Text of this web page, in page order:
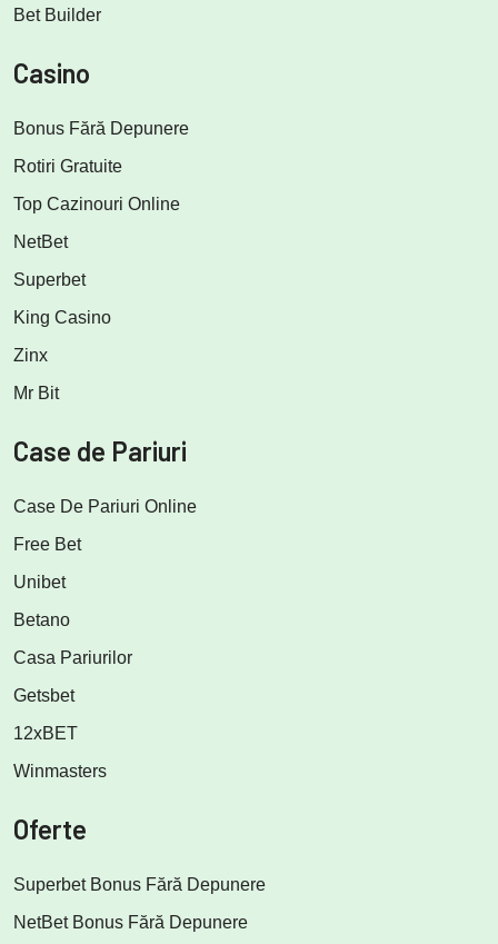
Bet Builder
Casino
Bonus Fără Depunere
Rotiri Gratuite
Top Cazinouri Online
NetBet
Superbet
King Casino
Zinx
Mr Bit
Case de Pariuri
Case De Pariuri Online
Free Bet
Unibet
Betano
Casa Pariurilor
Getsbet
12xBET
Winmasters
Oferte
Superbet Bonus Fără Depunere
NetBet Bonus Fără Depunere